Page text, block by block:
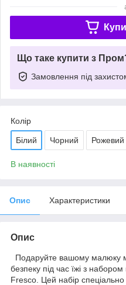
Що таке купити з
Замовлення під
Колір
Білий Чорний Рожевий
В наявності
Опис Характеристики
Опис
Подаруйте вашому малюку
безпеку під час їжі з
Fresco. Цей набір